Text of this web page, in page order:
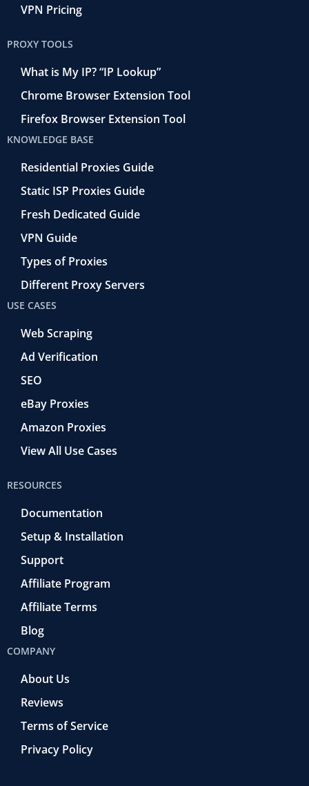
VPN Pricing
PROXY TOOLS
What is My IP? “IP Lookup”
Chrome Browser Extension Tool
Firefox Browser Extension Tool
KNOWLEDGE BASE
Residential Proxies Guide
Static ISP Proxies Guide
Fresh Dedicated Guide
VPN Guide
Types of Proxies
Different Proxy Servers
USE CASES
Web Scraping
Ad Verification
SEO
eBay Proxies
Amazon Proxies
View All Use Cases
RESOURCES
Documentation
Setup & Installation
Support
Affiliate Program
Affiliate Terms
Blog
COMPANY
About Us
Reviews
Terms of Service
Privacy Policy